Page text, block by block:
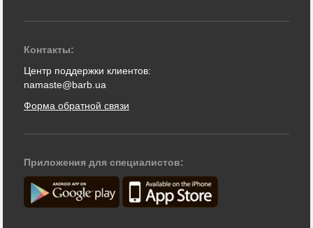
Контакты:
Центр поддержки клиентов:
namaste@barb.ua
Форма обратной связи
Приложения для специалистов: